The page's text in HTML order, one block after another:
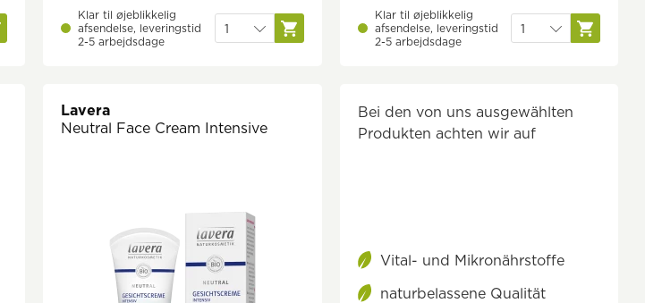
Klar til øjeblikkelig
afsendelse, leveringstid
2-5 arbejdsdage
Klar til øjeblikkelig
afsendelse, leveringstid
2-5 arbejdsdage
Lavera
Neutral Face Cream Intensive
Bei den von uns ausgewählten
Produkten achten wir auf
Vital- und Mikronährstoffe
naturbelassene Qualität